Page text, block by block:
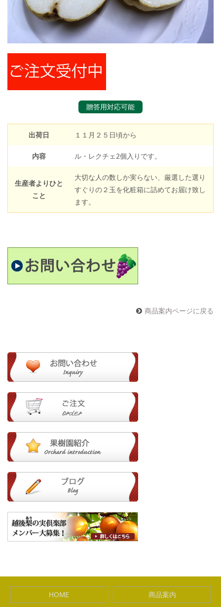
贈答用対応可能
出荷日 １１月２５日頃から
内容 ル・レクチェ2個入りです。
生産者よりひと
こと
大切な人の数しか実らない、厳選した選り
すぐりの２玉を化粧箱に詰めてお届け致し
ます。
商品案内ページに戻る
HOME 商品案内